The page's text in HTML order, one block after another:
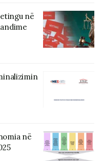
në
në